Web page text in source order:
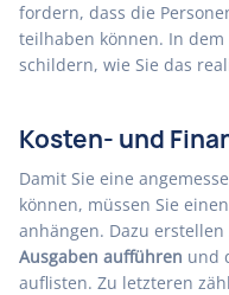
fordern, dass die
teilhaben können. In
schildern, wie Sie das
Kosten- und
Damit Sie eine
können, müssen Sie
anhängen. Dazu erstellen
Ausgaben aufführen und
auflisten. Zu letzteren